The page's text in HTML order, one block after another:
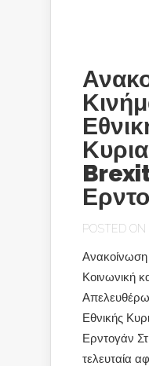
POSTED ON
Κοινωνική
Εθνικής
Ερντογάν
τελευταία